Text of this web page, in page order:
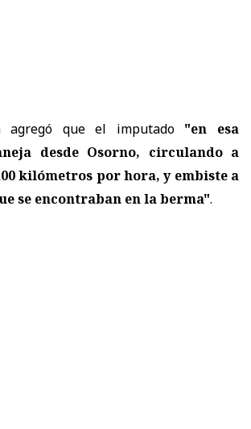
agregó que el imputado "en esa
desde Osorno, circulando a
kilómetros por hora, y embiste a
se encontraban en la berma".